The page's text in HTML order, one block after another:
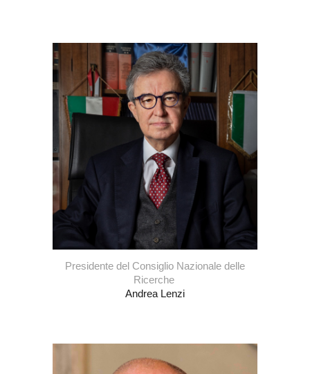
Presidente del Consiglio Nazionale delle
Ricerche
Andrea Lenzi